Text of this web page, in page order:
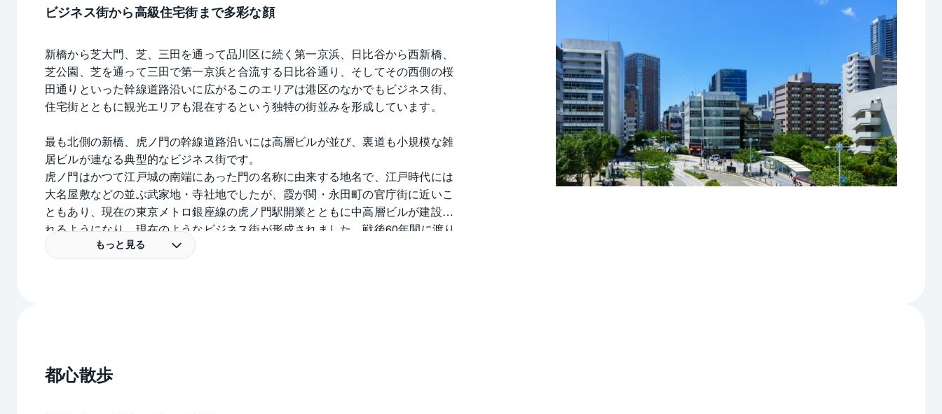
ビジネス街から高級住宅街まで多彩な顔
新橋から芝大門、芝、三田を通って品川区に続く第一京浜、日比谷から西新橋、
芝公園、芝を通って三田で第一京浜と合流する日比谷通り、そしてその西側の桜
田通りといった幹線道路沿いに広がるこのエリアは港区のなかでもビジネス街、
住宅街とともに観光エリアも混在するという独特の街並みを形成しています。
最も北側の新橋、虎ノ門の幹線道路沿いには高層ビルが並び、裏道も小規模な雑
居ビルが連なる典型的なビジネス街です。
虎ノ門はかつて江戸城の南端にあった門の名称に由来する地名で、江戸時代には
大名屋敷などの並ぶ武家地・寺社地でしたが、霞が関・永田町の官庁街に近いこ
ともあり、現在の東京メトロ銀座線の虎ノ門駅開業とともに中高層ビルが建設さ
れるようになり、現在のようなビジネス街が形成されました。戦後60年間に渡り
計画が凍結されていた環状2号線も新橋-虎ノ門間が2014年に開通。鉄道では、
2020年に東京メトロ日比谷線虎ノ門ヒルズ駅が開業しました。日比谷線としては
どもあって、都心のなかのうるおいを感じる一角となっています。芝大門には芝
神明宮とも呼ばれる芝大神宮があり、伊勢神宮の祭神を祀ることから江戸時代に
もっと見る
都心散歩